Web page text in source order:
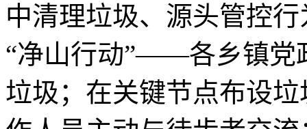
中清理垃圾、源头管控
“净山行动”——各乡镇党
垃圾；在关键节点布设